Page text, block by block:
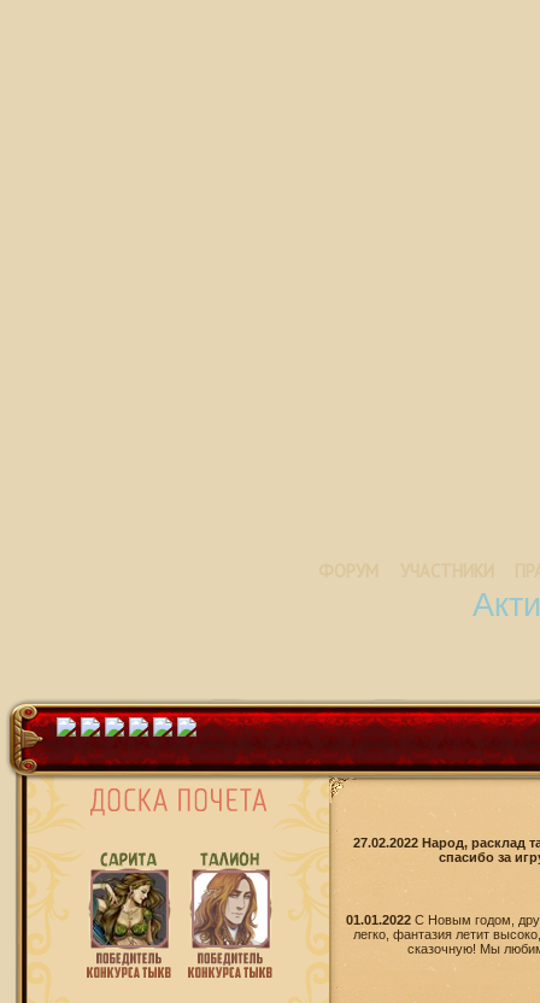
27.02.2022 Народ, расклад
спасибо за
01.01.2022 С Новым годом,
легко, фантазия летит
сказочную! Мы